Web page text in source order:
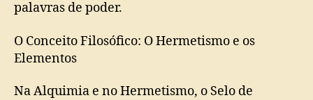
palavras de poder.
O Conceito Filosófico: O Hermetismo e os
Elementos
Na Alquimia e no Hermetismo, o Selo de